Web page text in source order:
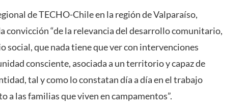
de TECHO-Chile en la región de Valparaíso,
“de la relevancia del desarrollo comunitario,
social, que nada tiene que ver con intervenciones
consciente, asociada a un territorio y capaz de
tal y como lo constatan día a día en el trabajo
las familias que viven en campamentos”.